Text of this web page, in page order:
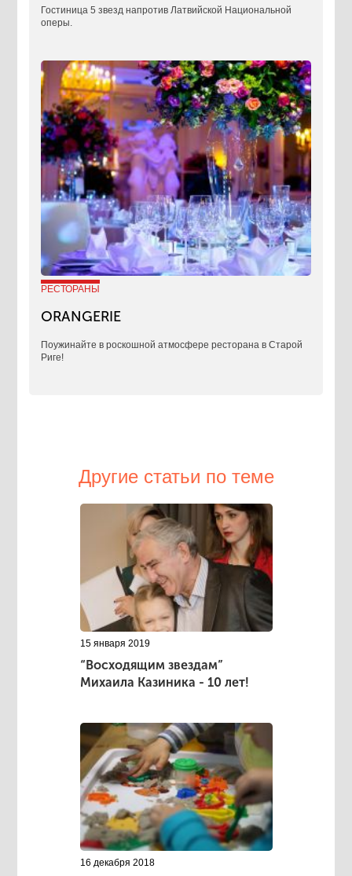
Гостиница 5 звезд напротив Латвийской Национальной
оперы.
РЕСТОРАНЫ
ORANGERIE
Поужинайте в роскошной атмосфере ресторана в Старой
Риге!
Другие статьи по теме
15 января 2019
“Восходящим звездам”
Михаила Казиника - 10 лет!
16 декабря 2018